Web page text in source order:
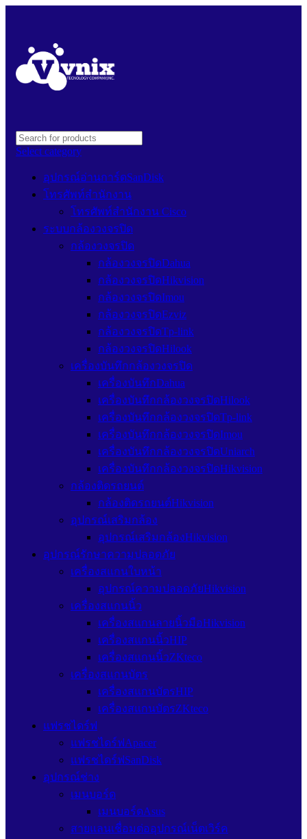
Select category
อุปกรณ์อ่านการ์ดSanDisk
โทรศัพท์สำนักงาน
โทรศัพท์สำนักงาน Cisco
ระบบกล้องวงจรปิด
กล้องวงจรปิด
กล้องวงจรปิดDahua
กล้องวงจรปิดHikvision
กล้องวงจรปิดImou
กล้องวงจรปิดEzviz
กล้องวงจรปิดTp-link
กล้องวงจรปิดHilook
เครื่องบันทึกกล้องวงจรปิด
เครื่องบันทึกDahua
เครื่องบันทึกกล้องวงจรปิดHilook
เครื่องบันทึกกล้องวงจรปิดTp-link
เครื่องบันทึกกล้องวงจรปิดImou
เครื่องบันทึกกล้องวงจรปิดUniarch
เครื่องบันทึกกล้องวงจรปิดHikvision
กล้องติดรถยนต์
กล้องติดรถยนต์Hikvision
อุปกรณ์เสริมกล้อง
อุปกรณ์เสริมกล้องHikvision
อุปกรณ์รักษาความปลอดภัย
เครื่องสแกนใบหน้า
อุปกรณ์ความปลอดภัยHikvision
เครื่องสแกนนิ้ว
เครื่องสแกนลายนิ้วมือHikvision
เครื่องสแกนนิ้วHIP
เครื่องสแกนนิ้วZKteco
เครื่องสแกนบัตร
เครื่องสแกนบัตรHIP
เครื่องสแกนบัตรZKteco
แฟรชไดร์ฟ
แฟรชไดร์ฟApacer
แฟรชไดร์ฟSanDisk
อุปกรณ์ช่าง
เมนบอร์ด
เมนบอร์ดAsus
สายแลนเชื่อมต่ออุปกรณ์เน็ตเวิร์ค